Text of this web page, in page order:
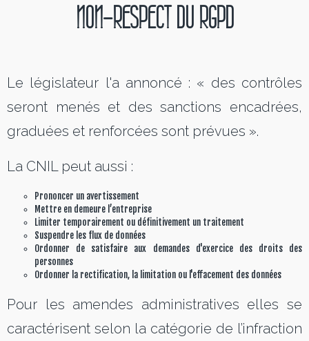
NON-RESPECT DU RGPD
Le législateur l'a annoncé : « des contrôles
seront menés et des sanctions encadrées,
graduées et renforcées sont prévues ».
La CNIL peut aussi :
Prononcer un avertissement
Mettre en demeure l’entreprise
Limiter temporairement ou définitivement un traitement
Suspendre les flux de données
Ordonner de satisfaire aux demandes d'exercice des droits des
personnes
Ordonner la rectification, la limitation ou l'effacement des données
Pour les amendes administratives elles se
caractérisent selon la catégorie de l’infraction